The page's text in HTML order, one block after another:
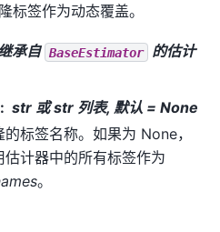
标签作为动态覆盖。
承自 BaseEstimator
的估计
str 或 str 列表, 默认 = None
的标签名称。如果为 None，
估计器中的所有标签作为
。